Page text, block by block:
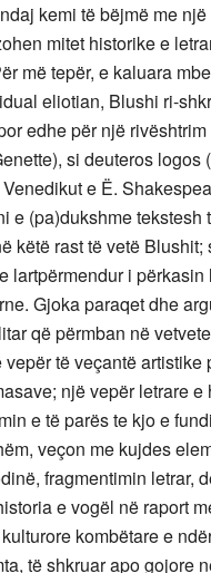
kemi të bëjmë me
mitet historike e
më tepër, e kaluara
eliotian, Blushi ri-
edhe për një
si deuteros
e Ë.
e (pa)dukshme
këtë rast të vetë
lartpërmendur i
Gjoka paraqet dhe
që përmban në
të veçantë
një vepër letrare
e të parës te kjo e
veçon me kujdes
fragmentimin letrar,
e vogël në raport
kombëtare e
të shkruar apo gojore